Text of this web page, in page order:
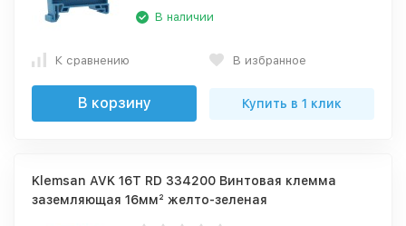
В наличии
К сравнению В избранное
В корзину Купить в 1 клик
Klemsan AVK 16T RD 334200 Винтовая клемма
заземляющая 16мм² желто-зеленая